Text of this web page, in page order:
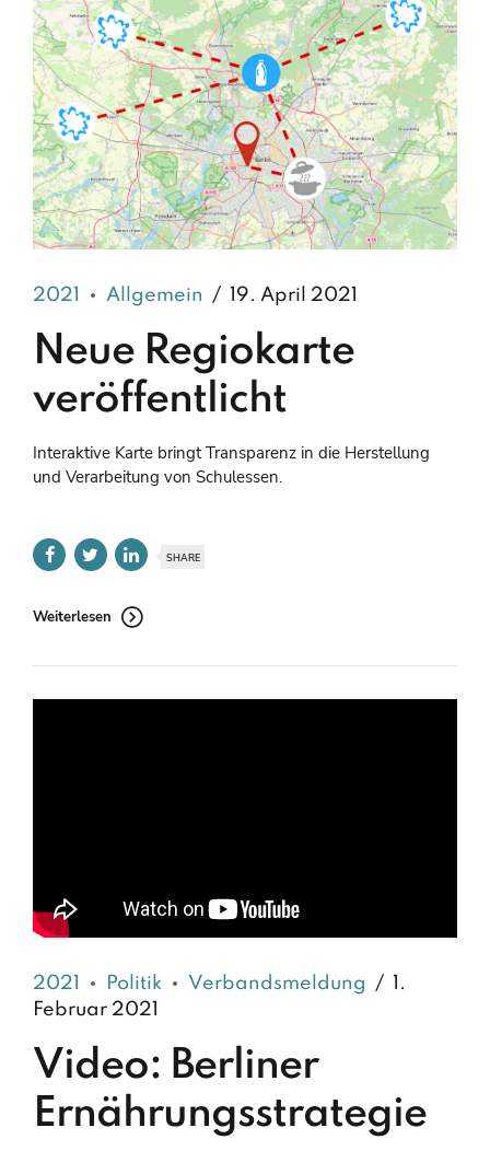
2021 Allgemein 19. April 2021
Neue Regiokarte
veröffentlicht
Interaktive Karte bringt Transparenz in die Herstellung
und Verarbeitung von Schulessen.
SHARE
Weiterlesen
2021 Politik Verbandsmeldung
1.
Februar 2021
Video: Berliner
Ernährungsstrategie